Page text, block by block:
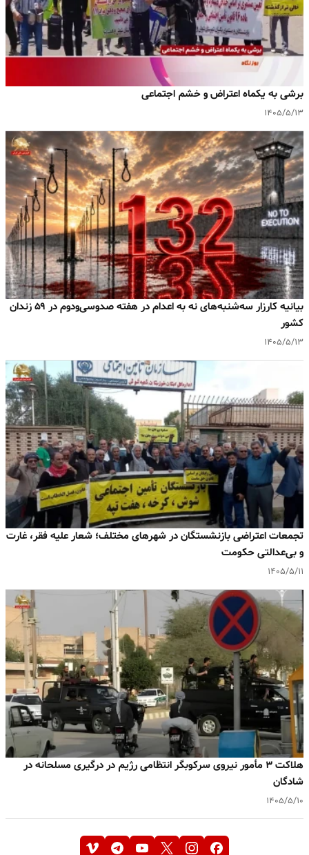
برشی به یکماه اعتراض و خشم اجتماعی
۱۴۰۵/۵/۱۳
بیانیه کارزار سه‌شنبه‌های نه به اعدام در هفته صدوسی‌و‌دوم در ۵۹ زندان
کشور
۱۴۰۵/۵/۱۳
تجمعات اعتراضی بازنشستگان در شهرهای مختلف؛ شعار علیه فقر، غارت
و بی‌عدالتی حکومت
۱۴۰۵/۵/۱۱
هلاکت ۳ مأمور نیروی سرکوبگر انتظامی رژیم در درگیری مسلحانه در
شادگان
۱۴۰۵/۵/۱۰